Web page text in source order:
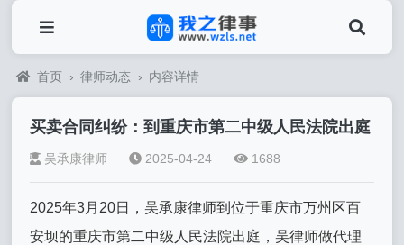
首页 › 律师动态 › 内容详情
买卖合同纠纷：到重庆市第二中级人民法院出庭
吴承康律师 2025-04-24 1688
2025年3月20日，吴承康律师到位于重庆市万州区百
安坝的重庆市第二中级人民法院出庭，吴律师做代理